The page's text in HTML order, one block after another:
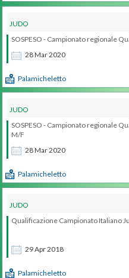
JUDO
28Mar2020
SOSPESO - Campionato regionale
Palamicheletto
JUDO
28Mar2020
SOSPESO - Campionato regionale
M/F
Palamicheletto
JUDO
29Apr2018
Qualificazione Campionato Italiano
Palamicheletto